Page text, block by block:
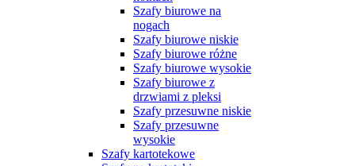
Szafy biurowe na
nogach
Szafy biurowe niskie
Szafy biurowe różne
Szafy biurowe wysokie
Szafy biurowe z
drzwiami z pleksi
Szafy przesuwne niskie
Szafy przesuwne
wysokie
Szafy kartotekowe